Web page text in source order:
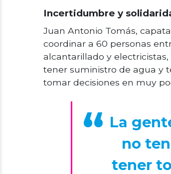
Incertidumbre y
Juan Antonio Tomás,
coordinar a 60 personas
alcantarillado y
tener suministro de agua y
tomar decisiones en muy
La
no
tener